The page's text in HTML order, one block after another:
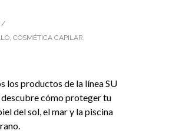
/
, COSMÉTICA CAPILAR,
los productos de la línea SU
descubre cómo proteger tu
del sol, el mar y la piscina